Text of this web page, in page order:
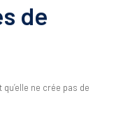
de
qu’elle ne crée pas de